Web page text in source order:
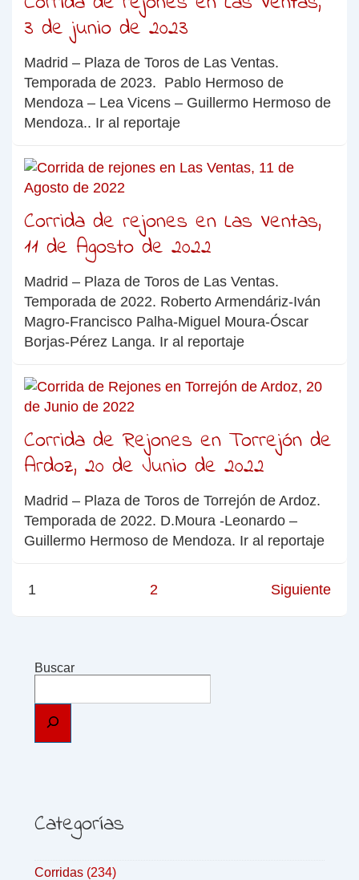
3 de junio de 2023
Madrid – Plaza de Toros de Las Ventas.
Temporada de 2023. Pablo Hermoso de
Mendoza – Lea Vicens – Guillermo Hermoso de
Mendoza.. Ir al reportaje
Corrida de rejones en Las Ventas,
11 de Agosto de 2022
Madrid – Plaza de Toros de Las Ventas.
Temporada de 2022. Roberto Armendáriz-Iván
Magro-Francisco Palha-Miguel Moura-Óscar
Borjas-Pérez Langa. Ir al reportaje
Corrida de Rejones en Torrejón de
Ardoz, 20 de Junio de 2022
Madrid – Plaza de Toros de Torrejón de Ardoz.
Temporada de 2022. D.Moura -Leonardo –
Guillermo Hermoso de Mendoza. Ir al reportaje
1 2 Siguiente
Buscar
Categorías
Corridas (234)